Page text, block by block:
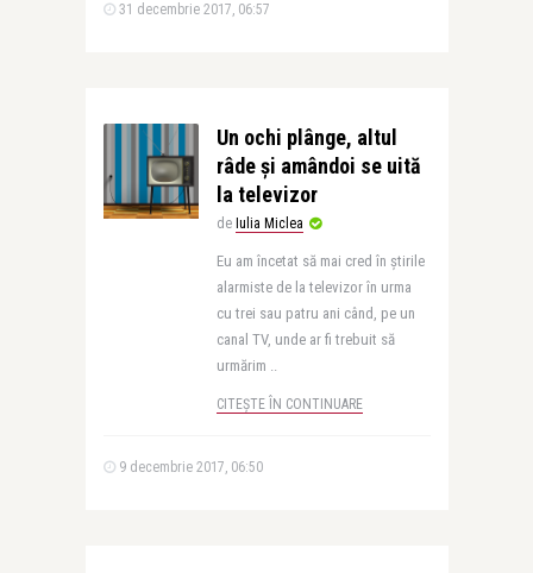
31 decembrie 2017, 06:57
Un ochi plânge, altul
râde și amândoi se uită
la televizor
de Iulia Miclea
Eu am încetat să mai cred în știrile
alarmiste de la televizor în urma
cu trei sau patru ani când, pe un
canal TV, unde ar fi trebuit să
urmărim ..
CITEȘTE ÎN CONTINUARE
9 decembrie 2017, 06:50